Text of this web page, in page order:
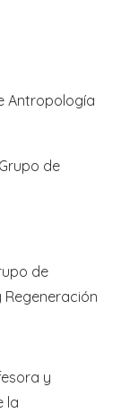
Antropología
de
de
Regeneración
y
la